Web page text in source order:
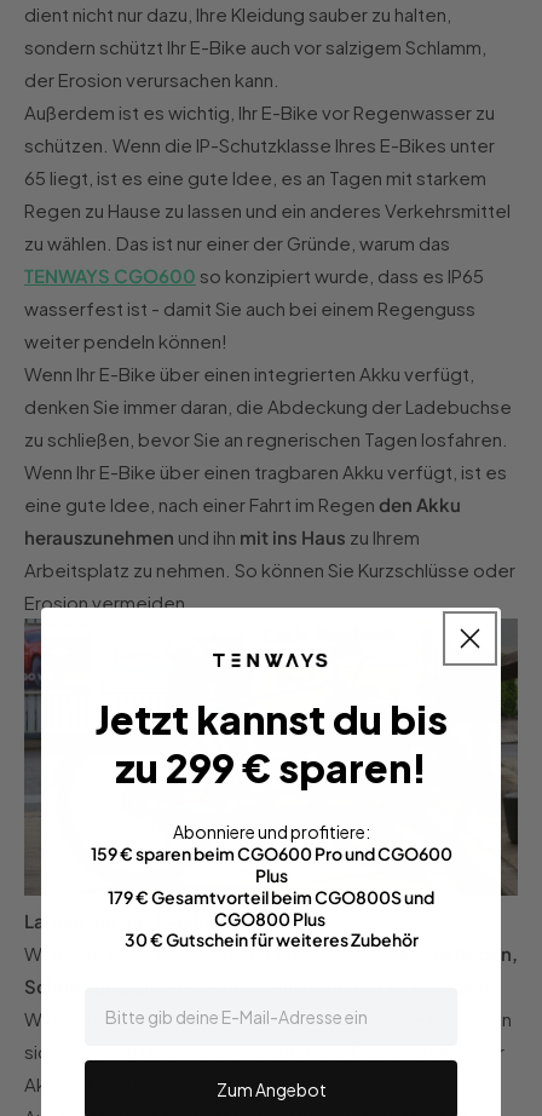
dient nicht nur dazu, Ihre Kleidung sauber zu halten,
sondern schützt Ihr E-Bike auch vor salzigem Schlamm,
der Erosion verursachen kann.
Außerdem ist es wichtig, Ihr E-Bike vor Regenwasser zu
schützen. Wenn die IP-Schutzklasse Ihres E-Bikes unter
65 liegt, ist es eine gute Idee, es an Tagen mit starkem
Regen zu Hause zu lassen und ein anderes Verkehrsmittel
zu wählen. Das ist nur einer der Gründe, warum das
TENWAYS CGO600 so konzipiert wurde, dass es IP65
wasserfest ist - damit Sie auch bei einem Regenguss
weiter pendeln können!
Wenn Ihr E-Bike über einen integrierten Akku verfügt,
denken Sie immer daran, die Abdeckung der Ladebuchse
zu schließen, bevor Sie an regnerischen Tagen losfahren.
Wenn Ihr E-Bike über einen tragbaren Akku verfügt, ist es
eine gute Idee, nach einer Fahrt im Regen den Akku
herauszunehmen und ihn mit ins Haus zu Ihrem
Arbeitsplatz zu nehmen. So können Sie Kurzschlüsse oder
Erosion vermeiden.
Lagern Sie das E-Bike richtig
Wenn Sie Ihr E-Bike abstellen, ist es wichtig, es
vor Regen,
Schnee und direkter Sonneneinstrahlung zu schützen
Wenn Sie es direkter Sonneneinstrahlung aussetzen, kann
sich der Akku überhitzen, wodurch die Degeneration der
Akkuzellen beschleunigt wird.
Jetzt kannst du bis
zu 299 € sparen!
Abonniere und profitiere:
159 € sparen beim CGO600 Pro und CGO600
Plus
179 € Gesamtvorteil beim CGO800S und
CGO800 Plus
30 € Gutschein für weiteres Zubehör
Zum Angebot